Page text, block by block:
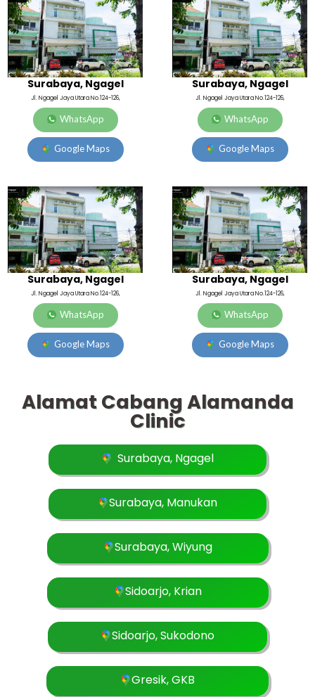
Surabaya, Ngagel
Jl. Ngagel Jaya Utara No.124-126,
WhatsApp
Google Maps
Surabaya, Ngagel
Jl. Ngagel Jaya Utara No.124-126,
WhatsApp
Google Maps
Surabaya, Ngagel
Jl. Ngagel Jaya Utara No.124-126,
WhatsApp
Google Maps
Surabaya, Ngagel
Jl. Ngagel Jaya Utara No.124-126,
WhatsApp
Google Maps
Alamat Cabang Alamanda
Clinic
Surabaya, Ngagel
Surabaya, Manukan
Surabaya, Wiyung
Sidoarjo, Krian
Sidoarjo, Sukodono
Gresik, GKB